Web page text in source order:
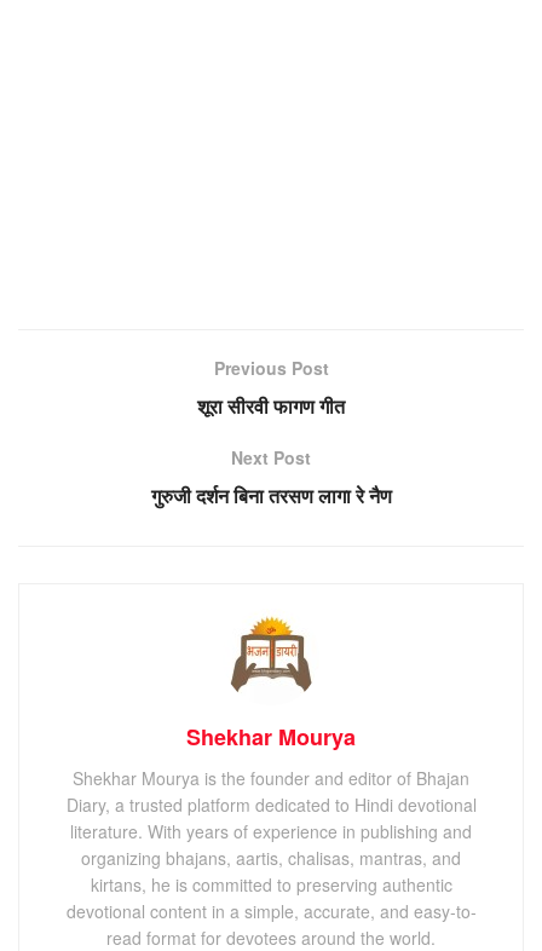
Previous Post
शूरा सीरवी फागण गीत
Next Post
गुरुजी दर्शन बिना तरसण लागा रे नैण
Shekhar Mourya
Shekhar Mourya is the founder and editor of Bhajan
Diary, a trusted platform dedicated to Hindi devotional
literature. With years of experience in publishing and
organizing bhajans, aartis, chalisas, mantras, and
kirtans, he is committed to preserving authentic
devotional content in a simple, accurate, and easy-to-
read format for devotees around the world.